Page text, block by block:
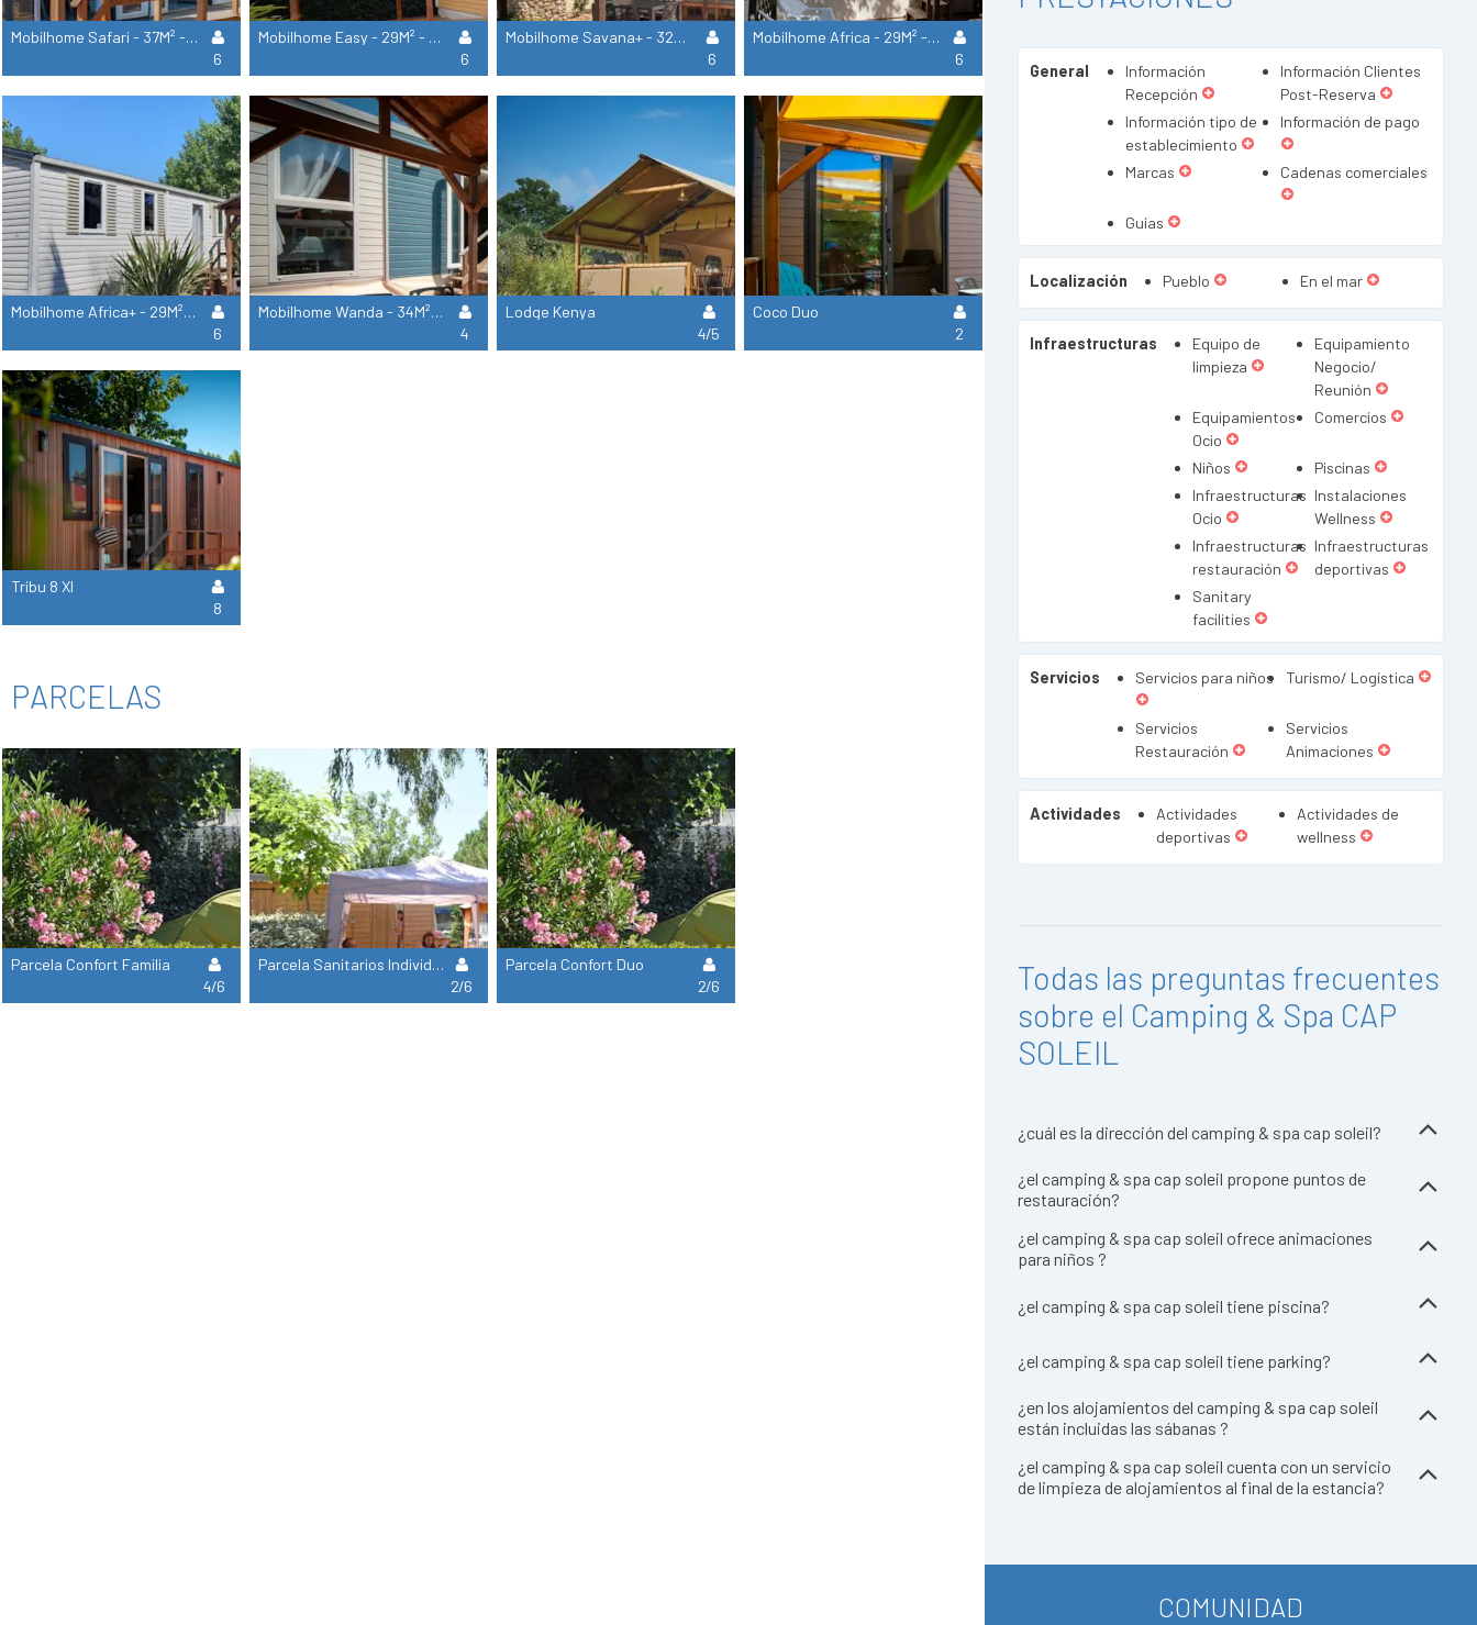
Mobilhome Safari - 37M² - 3 Habitaciones + Aire Acondicionado
6
Mobilhome Easy - 29M² - 2 Habitaciones + Aire Acondicionado
6
Mobilhome Savana+ - 32M² - 3 Habitaciones Aire Acondicionado
6
Mobilhome Africa - 29M² - 3 Habitaciones
6
Mobilhome Africa+ - 29M² - 3 Habitaciones + Aire Acondicionado
6
Mobilhome Wanda - 34M² - 2 Habitaciones - 2 Cuartos De Baño
4
Lodge Kenya
4/5
Coco Duo
2
Tribu 8 Xl
8
PARCELAS
Parcela Confort Familia
4/6
Parcela Sanitarios Individuales
2/6
Parcela Confort Duo
2/6
General
Información
Recepción
Información Clientes
Post-Reserva
Información tipo de
establecimiento
Información de pago
Marcas Cadenas comerciales
Guías
Localización Pueblo En el mar
Infraestructuras
Equipo de
limpieza
Equipamiento
Negocio/
Reunión
Equipamientos
Ocio
Comercios
Niños
Piscinas
Infraestructuras
Ocio
Instalaciones
Wellness
Infraestructuras
restauración
Infraestructuras
deportivas
Sanitary
facilities
Servicios Servicios para niños Turismo/ Logística
Servicios
Restauración
Servicios
Animaciones
Actividades
Actividades
deportivas
Actividades de
wellness
Todas las preguntas frecuentes
sobre el Camping & Spa CAP
SOLEIL
¿cuál es la dirección del camping & spa cap soleil?
¿el camping & spa cap soleil propone puntos de
restauración?
¿el camping & spa cap soleil ofrece animaciones
para niños ?
¿el camping & spa cap soleil tiene piscina?
¿el camping & spa cap soleil tiene parking?
¿en los alojamientos del camping & spa cap soleil
están incluidas las sábanas ?
¿el camping & spa cap soleil cuenta con un servicio
de limpieza de alojamientos al final de la estancia?
COMUNIDAD